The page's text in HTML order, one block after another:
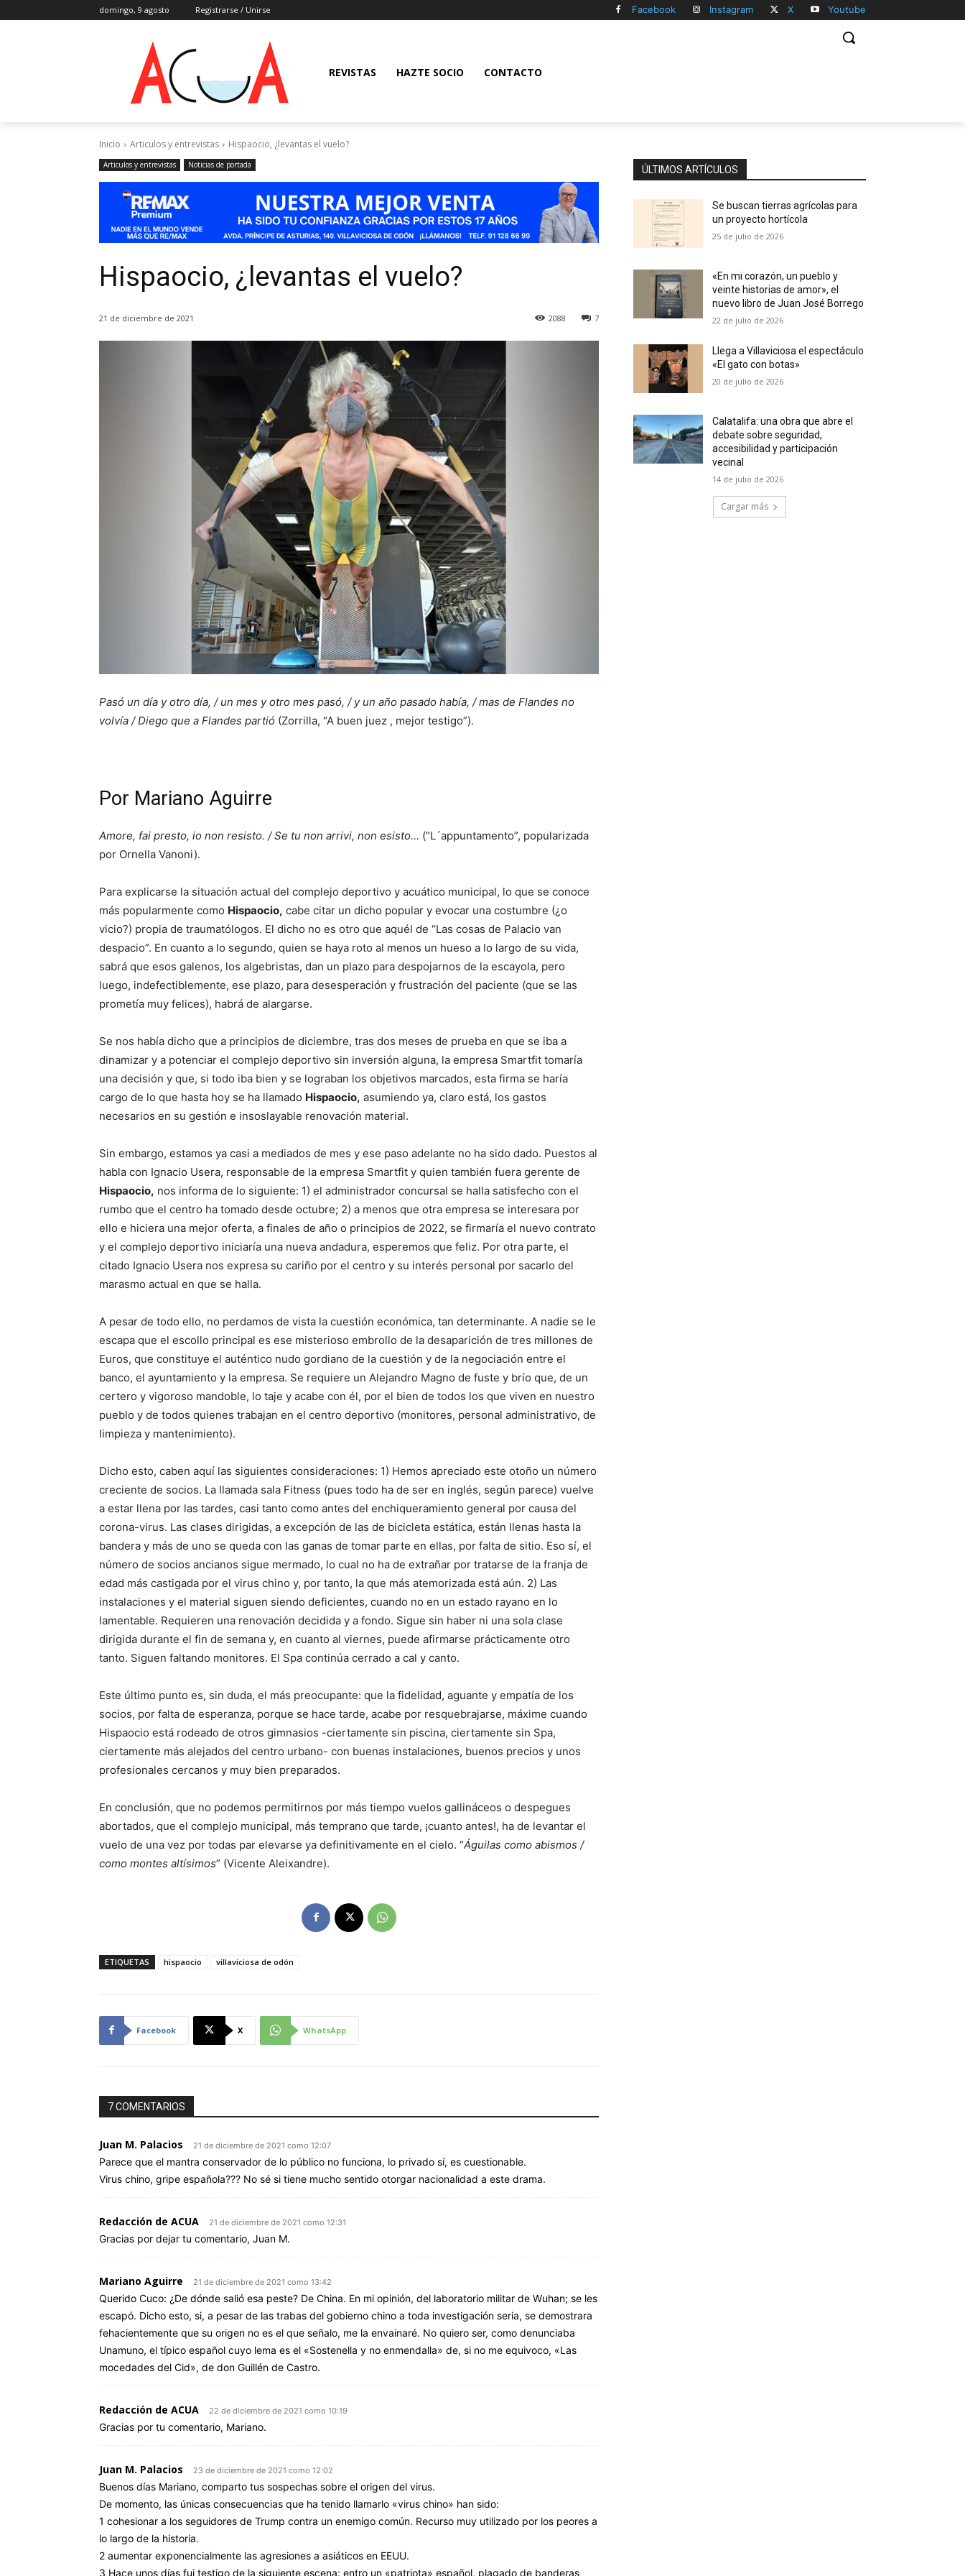
domingo, 9 agosto Registrarse / Unirse Facebook Instagram X Youtube
REVISTAS HAZTE SOCIO CONTACTO
Inicio Articulos y entrevistas Hispaocio, ¿levantas el vuelo?
Articulos y entrevistas Noticias de portada
Hispaocio, ¿levantas el vuelo?
21 de diciembre de 2021 7
2088
Pasó un día y otro día, / un mes y otro mes pasó, / y un año pasado había, / mas de Flandes no
volvía / Diego que a Flandes partió (Zorrilla, “A buen juez , mejor testigo”).
Por Mariano Aguirre
Amore, fai presto, io non resisto. / Se tu non arrivi, non esisto… (“L´appuntamento”, popularizada
por Ornella Vanoni).
Para explicarse la situación actual del complejo deportivo y acuático municipal, lo que se conoce
más popularmente como Hispaocio, cabe citar un dicho popular y evocar una costumbre (¿o
vicio?) propia de traumatólogos. El dicho no es otro que aquél de “Las cosas de Palacio van
despacio”. En cuanto a lo segundo, quien se haya roto al menos un hueso a lo largo de su vida,
sabrá que esos galenos, los algebristas, dan un plazo para despojarnos de la escayola, pero
luego, indefectiblemente, ese plazo, para desesperación y frustración del paciente (que se las
prometía muy felices), habrá de alargarse.
Se nos había dicho que a principios de diciembre, tras dos meses de prueba en que se iba a
dinamizar y a potenciar el complejo deportivo sin inversión alguna, la empresa Smartfit tomaría
una decisión y que, si todo iba bien y se lograban los objetivos marcados, esta firma se haría
cargo de lo que hasta hoy se ha llamado Hispaocio, asumiendo ya, claro está, los gastos
necesarios en su gestión e insoslayable renovación material.
Sin embargo, estamos ya casi a mediados de mes y ese paso adelante no ha sido dado. Puestos al
habla con Ignacio Usera, responsable de la empresa Smartfit y quien también fuera gerente de
Hispaocio, nos informa de lo siguiente: 1) el administrador concursal se halla satisfecho con el
rumbo que el centro ha tomado desde octubre; 2) a menos que otra empresa se interesara por
ello e hiciera una mejor oferta, a finales de año o principios de 2022, se firmaría el nuevo contrato
y el complejo deportivo iniciaría una nueva andadura, esperemos que feliz. Por otra parte, el
citado Ignacio Usera nos expresa su cariño por el centro y su interés personal por sacarlo del
marasmo actual en que se halla.
A pesar de todo ello, no perdamos de vista la cuestión económica, tan determinante. A nadie se le
escapa que el escollo principal es ese misterioso embrollo de la desaparición de tres millones de
Euros, que constituye el auténtico nudo gordiano de la cuestión y de la negociación entre el
banco, el ayuntamiento y la empresa. Se requiere un Alejandro Magno de fuste y brío que, de un
certero y vigoroso mandoble, lo taje y acabe con él, por el bien de todos los que viven en nuestro
pueblo y de todos quienes trabajan en el centro deportivo (monitores, personal administrativo, de
limpieza y mantenimiento).
Dicho esto, caben aquí las siguientes consideraciones: 1) Hemos apreciado este otoño un número
creciente de socios. La llamada sala Fitness (pues todo ha de ser en inglés, según parece) vuelve
a estar llena por las tardes, casi tanto como antes del enchiqueramiento general por causa del
corona-virus. Las clases dirigidas, a excepción de las de bicicleta estática, están llenas hasta la
bandera y más de uno se queda con las ganas de tomar parte en ellas, por falta de sitio. Eso sí, el
número de socios ancianos sigue mermado, lo cual no ha de extrañar por tratarse de la franja de
edad más castigada por el virus chino y, por tanto, la que más atemorizada está aún. 2) Las
instalaciones y el material siguen siendo deficientes, cuando no en un estado rayano en lo
lamentable. Requieren una renovación decidida y a fondo. Sigue sin haber ni una sola clase
dirigida durante el fin de semana y, en cuanto al viernes, puede afirmarse prácticamente otro
tanto. Siguen faltando monitores. El Spa continúa cerrado a cal y canto.
Este último punto es, sin duda, el más preocupante: que la fidelidad, aguante y empatía de los
socios, por falta de esperanza, porque se hace tarde, acabe por resquebrajarse, máxime cuando
Hispaocio está rodeado de otros gimnasios -ciertamente sin piscina, ciertamente sin Spa,
ciertamente más alejados del centro urbano- con buenas instalaciones, buenos precios y unos
profesionales cercanos y muy bien preparados.
En conclusión, que no podemos permitirnos por más tiempo vuelos gallináceos o despegues
abortados, que el complejo municipal, más temprano que tarde, ¡cuanto antes!, ha de levantar el
vuelo de una vez por todas par elevarse ya definitivamente en el cielo. “Águilas como abismos /
como montes altísimos” (Vicente Aleixandre).
ETIQUETAS hispaocio villaviciosa de odón
Facebook X WhatsApp
7 COMENTARIOS
Juan M. Palacios 21 de diciembre de 2021 como 12:07
Parece que el mantra conservador de lo público no funciona, lo privado sí, es cuestionable.
Virus chino, gripe española??? No sé si tiene mucho sentido otorgar nacionalidad a este drama.
Redacción de ACUA 21 de diciembre de 2021 como 12:31
Gracias por dejar tu comentario, Juan M.
Mariano Aguirre 21 de diciembre de 2021 como 13:42
Querido Cuco: ¿De dónde salió esa peste? De China. En mi opinión, del laboratorio militar de Wuhan; se les
escapó. Dicho esto, si, a pesar de las trabas del gobierno chino a toda investigación seria, se demostrara
fehacientemente que su origen no es el que señalo, me la envainaré. No quiero ser, como denunciaba
Unamuno, el típico español cuyo lema es el «Sostenella y no enmendalla» de, si no me equivoco, «Las
mocedades del Cid», de don Guillén de Castro.
Redacción de ACUA 22 de diciembre de 2021 como 10:19
Gracias por tu comentario, Mariano.
Juan M. Palacios 23 de diciembre de 2021 como 12:02
Buenos días Mariano, comparto tus sospechas sobre el origen del virus.
De momento, las únicas consecuencias que ha tenido llamarlo «virus chino» han sido:
1 cohesionar a los seguidores de Trump contra un enemigo común. Recurso muy utilizado por los peores a
lo largo de la historia.
2 aumentar exponencialmente las agresiones a asiáticos en EEUU.
3 Hace unos días fui testigo de la siguiente escena: entro un «patriota» español, plagado de banderas
ÚLTIMOS ARTÍCULOS
Se buscan tierras agrícolas para
un proyecto hortícola
25 de julio de 2026
«En mi corazón, un pueblo y
veinte historias de amor», el
nuevo libro de Juan José Borrego
22 de julio de 2026
Llega a Villaviciosa el espectáculo
«El gato con botas»
20 de julio de 2026
Calatalifa: una obra que abre el
debate sobre seguridad,
accesibilidad y participación
vecinal
14 de julio de 2026
Cargar más